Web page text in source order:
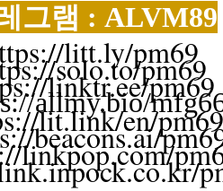
그램 : ALVM89
litt.ly/pm69
solo.to/pm69
linktr.ee/pm69
allmy.bio/
lit.link/en/pm69
beacons.ai/
linkpop.com/